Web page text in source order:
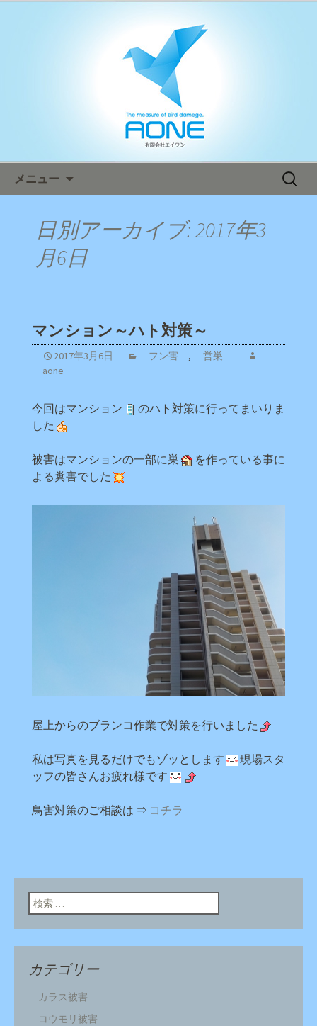
エイワン オフィシャルブログ
メニュー
検
日別アーカイブ: 2017年3
月6日
マンション～ハト対策～
2017年3月6日 フン害 ,
営巣
aone
今回はマンション
のハト対策に行ってまいりま
した
被害はマンションの一部に巣
を作っている事に
よる糞害でした
屋上からのブランコ作業で対策を行いました
私は写真を見るだけでもゾッとします
現場スタ
ッフの皆さんお疲れ様です
鳥害対策のご相談は ⇒ コチラ
検索:
カテゴリー
カラス被害
コウモリ被害